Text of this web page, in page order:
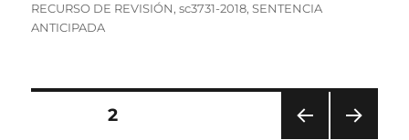
RECURSO DE REVISIÓN,sc3731-2018,SENTENCIA
ANTICIPADA
Paginación
PÁGINA2